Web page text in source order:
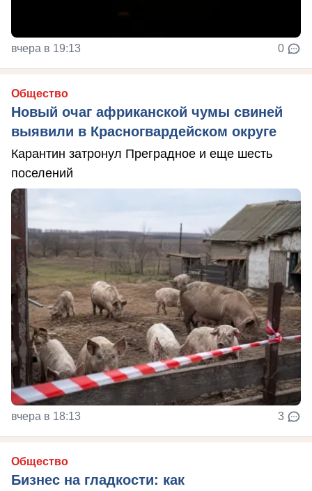
вчера в 19:13 0
Общество
Новый очаг африканской чумы свиней
выявили в Красногвардейском округе
Карантин затронул Преградное и еще шесть
поселений
вчера в 18:13 3
Общество
Бизнес на гладкости: как